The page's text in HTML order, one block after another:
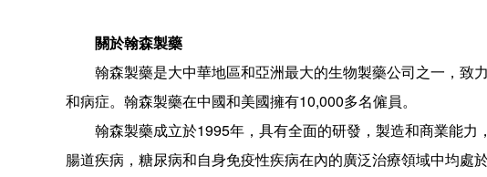
關於翰森製藥
翰森製藥是大中華地區和亞洲最大的生物製藥公司之一，致
和病症。翰森製藥在中國和美國擁有10,000多名僱員。
翰森製藥成立於1995年，具有全面的研發，製造和商業能
腸道疾病，糖尿病和自身免疫性疾病在內的廣泛治療領域中均處